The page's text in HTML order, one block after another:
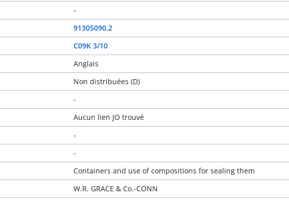
-
91305090.2
C09K 3/10
Anglais
Non distribuées (D)
-
Aucun lien JO trouvé
-
-
Containers and use of compositions for sealing them
W.R. GRACE & Co.-CONN